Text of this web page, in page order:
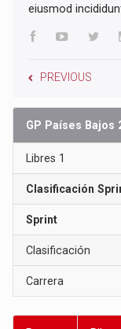
eiusmod
PREVIOUS
GP Países Bajos
Libres 1
Clasificación
Sprint
Clasificación
Carrera